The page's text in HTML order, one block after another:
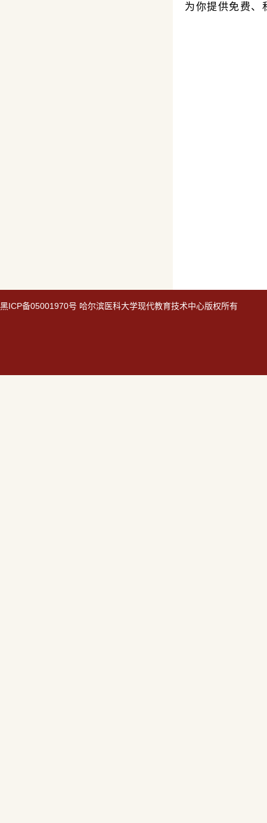
为你提供免费、
黑ICP备05001970号 哈尔滨医科大学现代教育技术中心版权所有